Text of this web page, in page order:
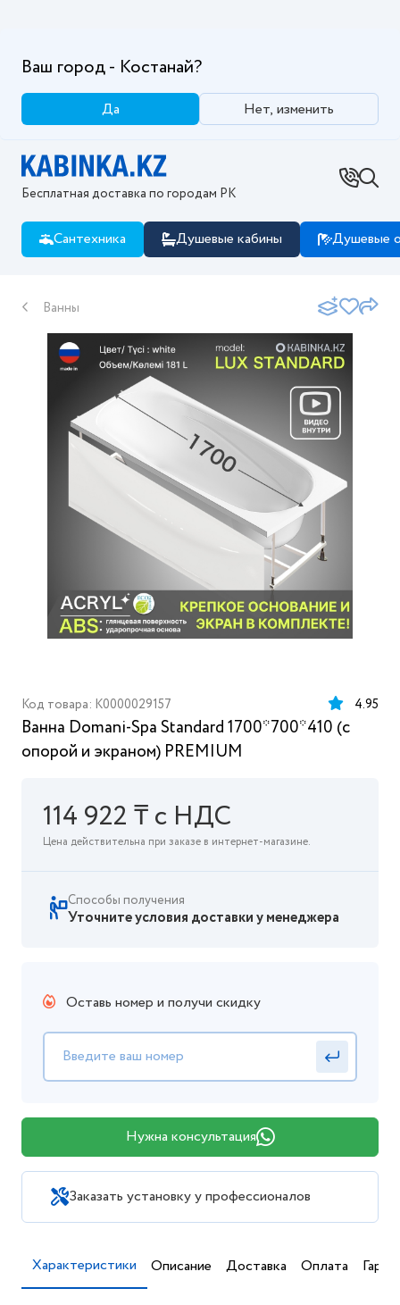
Ваш город - Костанай?
Да Нет, изменить
Бесплатная доставка по городам РК
Сантехника Душевые кабины Душевые
Ванны
Код товара: K0000029157 4.95
Ванна Domani-Spa Standard 1700*700*410 (с
опорой и экраном) PREMIUM
114 922 ₸ с НДС
Цена действительна при заказе в интернет-магазине.
Способы получения
Уточните условия доставки у менеджера
Оставь номер и получи скидку
Нужна консультация
Заказать установку у профессионалов
Характеристики Описание Доставка Оплата